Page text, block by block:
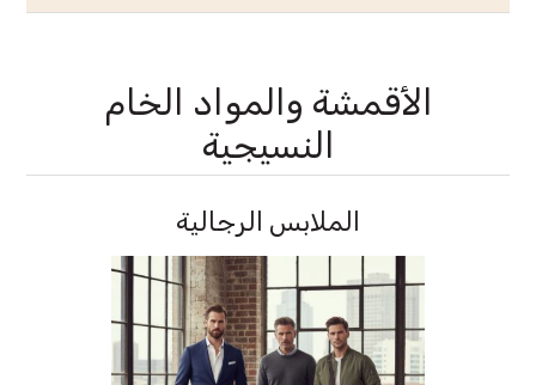
الأقمشة والمواد الخام
النسيجية
الملابس الرجالية